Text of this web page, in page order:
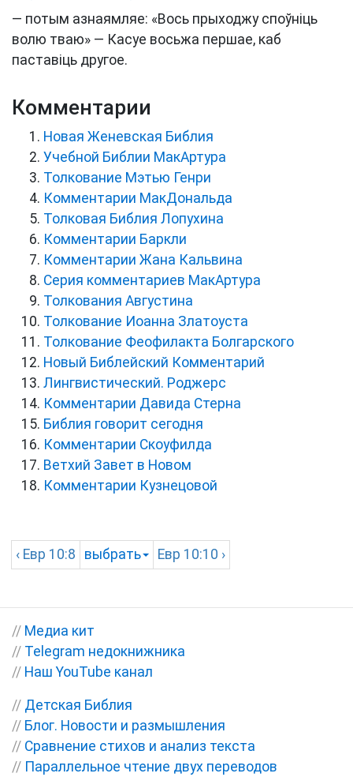
— потым азнаямляе: «Вось прыходжу споўніць
волю тваю» — Касуе восьжа першае, каб
паставіць другое.
Комментарии
Новая Женевская Библия
Учебной Библии МакАртура
Толкование Мэтью Генри
Комментарии МакДональда
Толковая Библия Лопухина
Комментарии Баркли
Комментарии Жана Кальвина
Серия комментариев МакАртура
Толкования Августина
Толкование Иоанна Златоуста
Толкование Феофилакта Болгарского
Новый Библейский Комментарий
Лингвистический. Роджерс
Комментарии Давида Стерна
Библия говорит сегодня
Комментарии Скоуфилда
Ветхий Завет в Новом
Комментарии Кузнецовой
‹ Евр 10:8 выбрать Евр 10:10 ›
// Медиа кит
// Telegram недокнижника
// Наш YouTube канал
// Детская Библия
// Блог. Новости и размышления
// Сравнение стихов и анализ текста
// Параллельное чтение двух переводов